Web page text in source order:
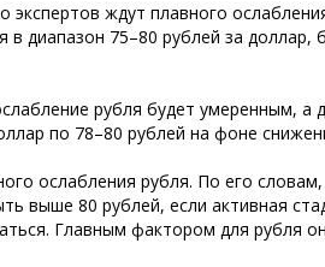
экспертов ждут плавного
в диапазон 75–80 рублей за
рубля будет умеренным, а
по 78–80 рублей на фоне
ослабления рубля. По его словам,
выше 80 рублей, если активная
Главным фактором для рубля